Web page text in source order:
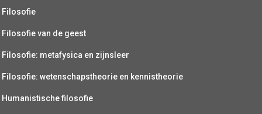
Filosofie
Filosofie van de geest
Filosofie: metafysica en zijnsleer
Filosofie: wetenschapstheorie en kennistheorie
Humanistische filosofie